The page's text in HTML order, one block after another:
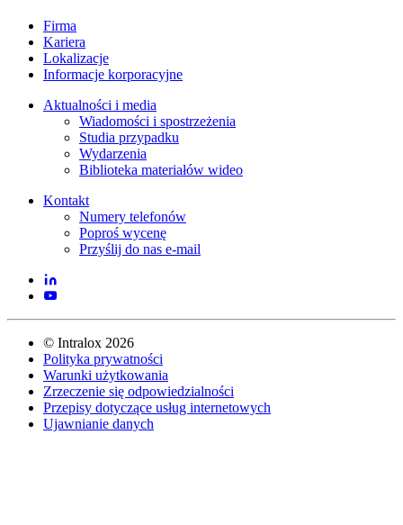
Firma
Kariera
Lokalizacje
Informacje korporacyjne
Aktualności i media
Wiadomości i spostrzeżenia
Studia przypadku
Wydarzenia
Biblioteka materiałów wideo
Kontakt
Numery telefonów
Poproś wycenę
Przyślij do nas e-mail
© Intralox 2026
Polityka prywatności
Warunki użytkowania
Zrzeczenie się odpowiedzialności
Przepisy dotyczące usług internetowych
Ujawnianie danych